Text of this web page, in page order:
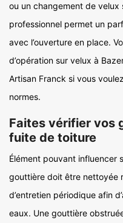
ou un changement de velux
professionnel permet un
avec l’ouverture en place.
d’opération sur velux à
Artisan Franck si vous
normes.
Faites vérifier vos
fuite de toiture
Élément pouvant influencer
gouttière doit être nettoyée
d’entretien périodique afin
eaux. Une gouttière